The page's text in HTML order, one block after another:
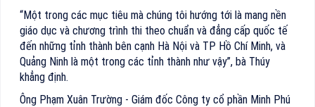
“Một trong các mục tiêu mà chúng tôi hướng tới là mang nền
giáo dục và chương trình thi theo chuẩn và đẳng cấp quốc tế
đến những tỉnh thành bên cạnh Hà Nội và TP Hồ Chí Minh, và
Quảng Ninh là một trong các tỉnh thành như vậy”, bà Thúy
khẳng định.
Ông Phạm Xuân Trường - Giám đốc Công ty cổ phần Minh Phú